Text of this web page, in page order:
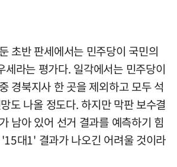
초반 판세에서는 민주당이 국민의
세라는 평가다. 일각에서는 민주당이
경북지사 한 곳을 제외하고 모두 석
도 나올 정도다. 하지만 막판 보수결
남아 있어 선거 결과를 예측하기 힘
대1' 결과가 나오긴 어려울 것이라